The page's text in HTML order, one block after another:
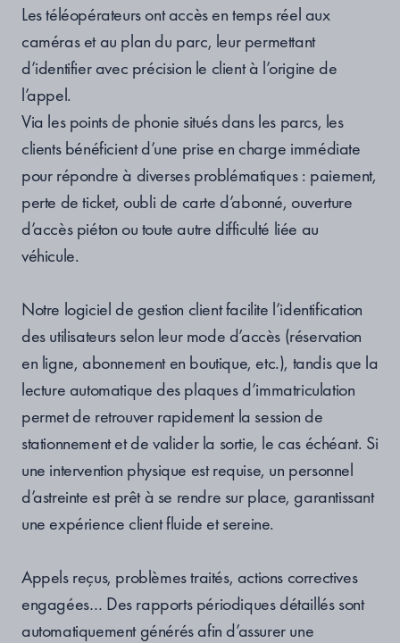
Les téléopérateurs ont accès en temps réel aux
caméras et au plan du parc, leur permettant
d’identifier avec précision le client à l’origine de
l’appel.
Via les points de phonie situés dans les parcs, les
clients bénéficient d’une prise en charge immédiate
pour répondre à diverses problématiques : paiement,
perte de ticket, oubli de carte d’abonné, ouverture
d’accès piéton ou toute autre difficulté liée au
véhicule.
Notre logiciel de gestion client facilite l’identification
des utilisateurs selon leur mode d’accès (réservation
en ligne, abonnement en boutique, etc.), tandis que la
lecture automatique des plaques d’immatriculation
permet de retrouver rapidement la session de
stationnement et de valider la sortie, le cas échéant. Si
une intervention physique est requise, un personnel
d’astreinte est prêt à se rendre sur place, garantissant
une expérience client fluide et sereine.
Appels reçus, problèmes traités, actions correctives
engagées… Des rapports périodiques détaillés sont
automatiquement générés afin d’assurer une